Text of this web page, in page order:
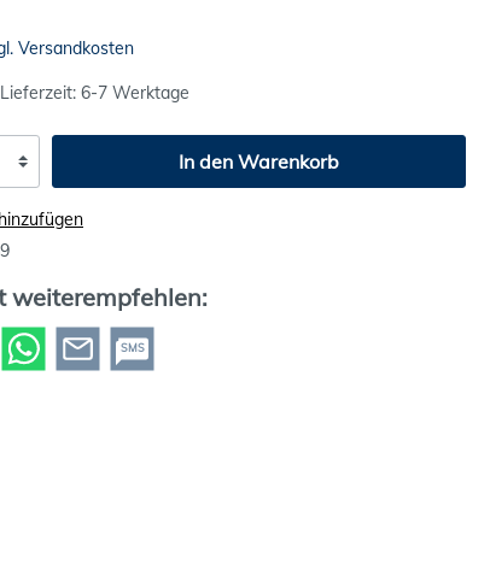
Versandkosten
6-7 Werktage
In den Warenkorb
weiterempfehlen:
SMS